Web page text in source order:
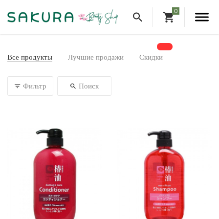
Все продукты Лучшие продажи Скидки
Фильтр Поиск